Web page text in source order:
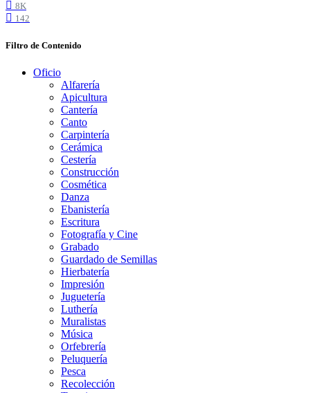
8K
142
Filtro de Contenido
Oficio
Alfarería
Apicultura
Cantería
Canto
Carpintería
Cerámica
Cestería
Construcción
Cosmética
Danza
Ebanistería
Escritura
Fotografía y Cine
Grabado
Guardado de Semillas
Hierbatería
Impresión
Juguetería
Luthería
Muralistas
Música
Orfebrería
Peluquería
Pesca
Recolección